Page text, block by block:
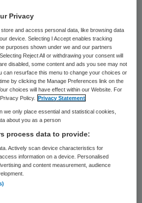
de vragen ishet bericht
maaktevan de
van de in 2014 opgestapte
Rademacher en rvb-lid
kregen in totaal zo’n
terwijl de raad van bestuur
was gesteld voor de
resultaten: ZorgSaam
miljoen euro verlies.
het CIBG
Privacy
and access personal data, like browsing data
device. Selecting I Accept enables tracking
purposes shown under we and our partners
Reject All or withdrawing your consent will
disabled, some content and ads you see may not
can resurface this menu to change your choices or
by clicking the Manage Preferences link on the
choices will have effect within our Website. For
Policy.
Privacy Statement
we only place essential and statistical cookies,
about you as a person
process data to provide:
Actively scan device characteristics for
information on a device. Personalised
and content measurement, audience